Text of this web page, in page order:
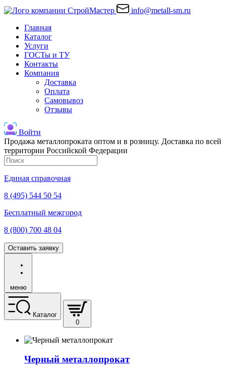
info@metall-sm.ru
Главная
Каталог
Услуги
ГОСТы и ТУ
Контакты
Компания
Доставка
Оплата
Самовывоз
Отзывы
Войти
Продажа металлопроката оптом и в розницу. Доставка по всей
территории Российской Федерации
Единая справочная
8 (495) 544 50 54
Бесплатный межгород
8 (800) 700 48 04
Оставить заявку
меню
Каталог
0
Черный металлопрокат